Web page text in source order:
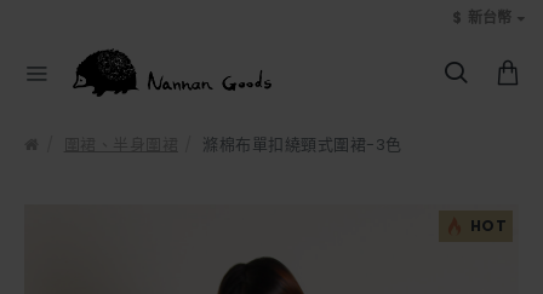
$ 新台幣
滌棉布單扣繞頸式圍裙-3色
HOT